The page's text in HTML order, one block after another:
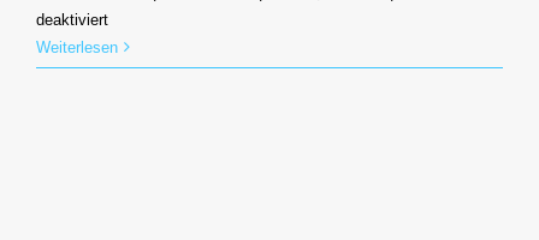
deaktiviertfür
Liebe
unter
Weiterlesen